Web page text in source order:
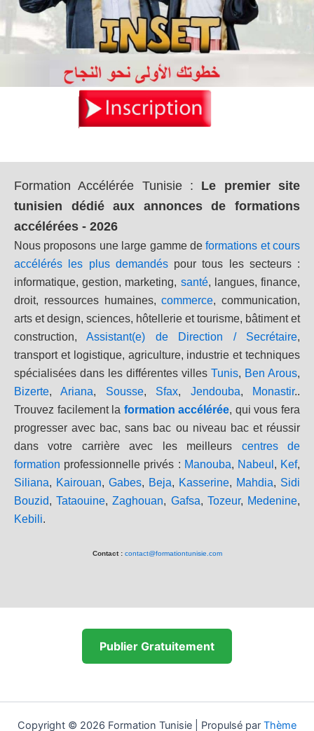
Formation Accélérée Tunisie: Le premier site
tunisien dédié aux annonces de formations
accélérées - 2026
Nous proposons une large gamme deformations et cours
accélérés les plus demandéspour tous les secteurs :
informatique, gestion, marketing, santé, langues, finance,
droit, ressources humaines,commerce, communication,
arts et design, sciences, hôtellerie et tourisme, bâtiment et
construction,Assistant(e) de Direction / Secrétaire,
transport et logistique, agriculture, industrie et techniques
spécialisées dans les différentes villes Tunis, Ben Arous,
Bizerte,Ariana, Sousse, Sfax, Jendouba, Monastir..
Trouvez facilement la formation accélérée, qui vous fera
progresser avec bac, sans bac ou niveau bac et réussir
dans votre carrière avec les meilleurs centres de
formation professionnelle privés : Manouba, Nabeul , Kef,
Siliana, Kairouan, Gabes, Beja, Kasserine, Mahdia, Sidi
Bouzid,Tataouine,Zaghouan, Gafsa, Tozeur, Medenine,
Kebili.
Contact : contact@formationtunisie.com
Publier Gratuitement
Copyright © 2026 Formation Tunisie | Propulsé par Thème